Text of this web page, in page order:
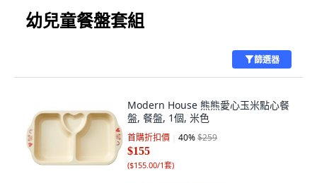
幼兒童餐盤套組
篩選器
Modern House 熊熊愛心玉米點心餐
盤, 餐盤, 1個, 米色
首購折扣價 40%$259
$155
($155.00/1套)